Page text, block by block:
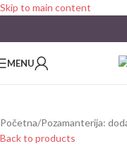
Skip to main content
MENU
Početna/Pozamanterija:
Back to products